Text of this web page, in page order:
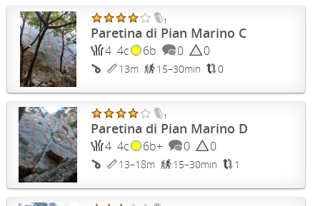
1
Paretina di Pian Marino C
4 4c 6b 0 0
13m 15–30min 0
1
Paretina di Pian Marino D
4 4c 6b+ 0 0
13–18m 15–30min 1